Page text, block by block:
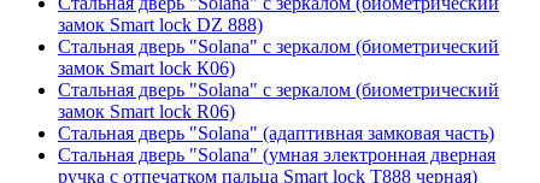
замок Smart lock DZ 888)
Стальная дверь "Solana" с зеркалом (биометрический
замок Smart lock К06)
Стальная дверь "Solana" с зеркалом (биометрический
замок Smart lock R06)
Стальная дверь "Solana" (адаптивная замковая часть)
Стальная дверь "Solana" (умная электронная дверная
ручка с отпечатком пальца Smart lock T888 черная)